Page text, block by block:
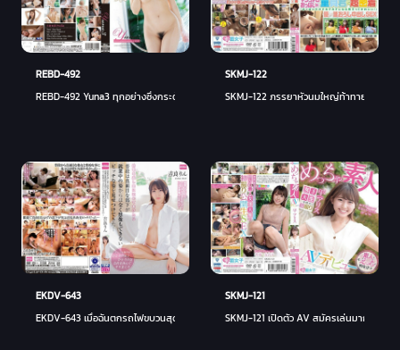
REBD-492
REBD-492 Yuna3 ทุกอย่างซึ่งกระตุ้นความกำหนด Yuna Ogura - ยูนะ โอกุระ
SKMJ-122
SKMJ-122 ภรรยาหัวนมใหญ่ท้าทายการพั
EKDV-643
EKDV-643 เมื่อฉันตกรถไฟขบวนสุดท้ายและอยู่แต่บ้าน ผู้ใต้บังคับบัญชาที่จริงจังเอาหุ่นตัวเ
SKMJ-121
SKMJ-121 เปิดตัว AV สมัครเล่นมาก Hira